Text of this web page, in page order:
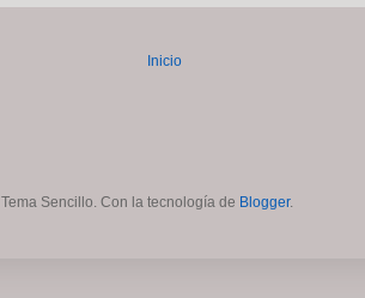
Inicio
Tema Sencillo. Con la tecnología de Blogger.